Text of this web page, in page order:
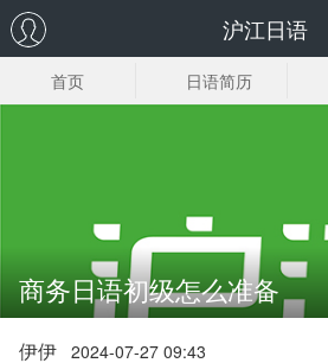
沪江日语
首页 日语简历
试
商务日语初级怎么准备
伊伊 2024-07-27 09:43